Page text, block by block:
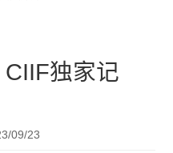
独家记
09/23